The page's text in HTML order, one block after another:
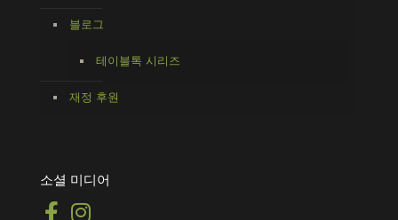
블로그
테이블톡 시리즈
재정 후원
소셜 미디어